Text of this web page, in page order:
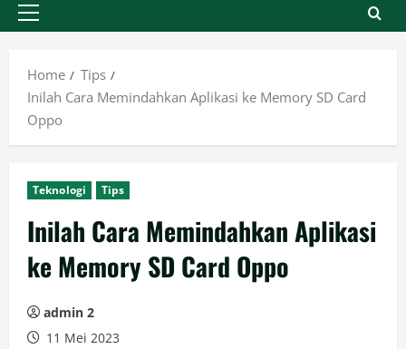
Primary
Home
Tips
Inilah Cara Memindahkan Aplikasi ke Memory SD Card
Oppo
Teknologi Tips
Inilah Cara Memindahkan Aplikasi
ke Memory SD Card Oppo
admin 2
11 Mei 2023